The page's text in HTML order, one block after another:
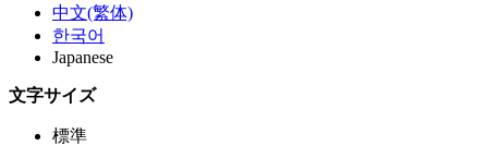
中文(繁体)
한국어
Japanese
文字サイズ
標準